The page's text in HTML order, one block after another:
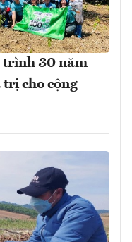
trình 30 năm
trị cho cộng